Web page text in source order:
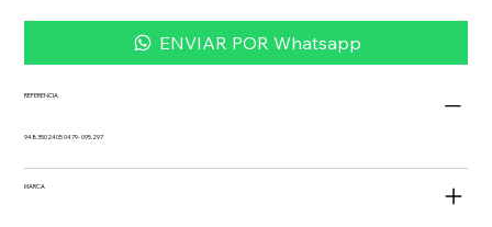
ENVIAR POR Whatsapp
REFERENCIA
9483502405 0479- 095.297
MARCA